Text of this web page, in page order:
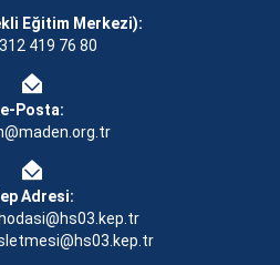
Eğitim Merkezi):
419 76 80
e-Posta:
Adresi: